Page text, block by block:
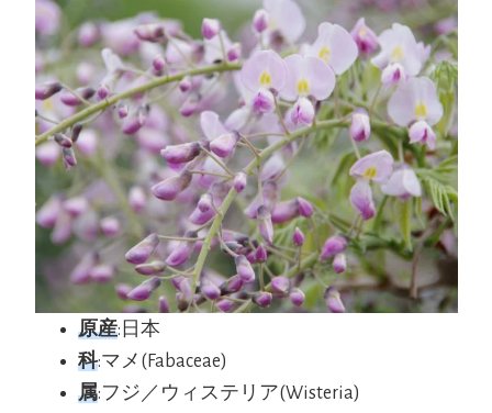
原産:日本
科:マメ(Fabaceae)
属:フジ／ウィステリア(Wisteria)